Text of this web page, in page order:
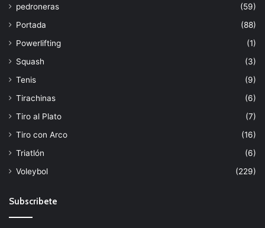
pedroneras
(59)
Portada
(88)
Powerlifting
(1)
Squash
(3)
Tenis
(9)
Tirachinas
(6)
Tiro al Plato
(7)
Tiro con Arco
(16)
Triatlón
(6)
Voleybol
(229)
Subscribete